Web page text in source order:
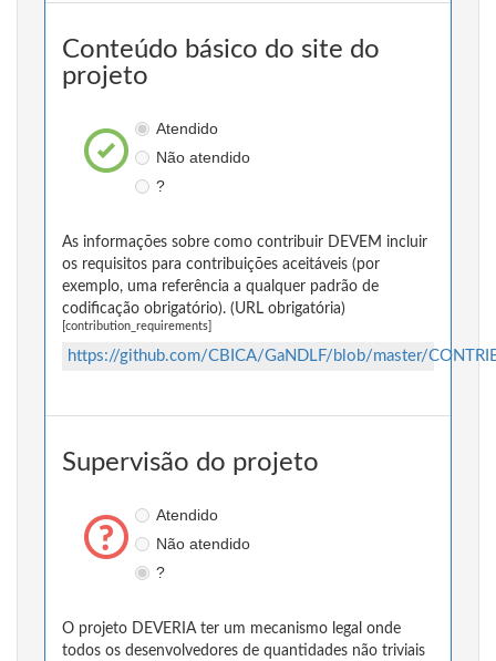
Conteúdo básico do site do
projeto
Atendido
Não atendido
?
As informações sobre como contribuir DEVEM incluir
os requisitos para contribuições aceitáveis (por
exemplo, uma referência a qualquer padrão de
codificação obrigatório). (URL obrigatória)
[contribution_requirements]
https://github.com/CBICA/GaNDLF/blob/master/
Supervisão do projeto
Atendido
Não atendido
?
O projeto DEVERIA ter um mecanismo legal onde
todos os desenvolvedores de quantidades não triviais